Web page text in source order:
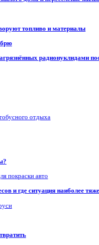
топливо и материалы
радионуклидами
отдыха
покраски авто
и где ситуация наиболее